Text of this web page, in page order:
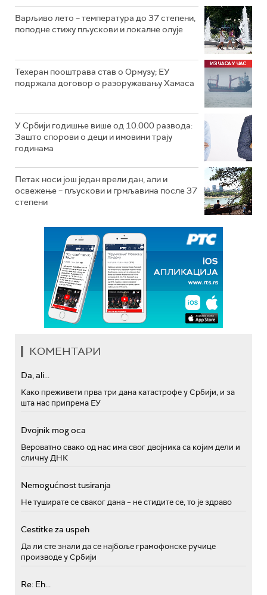
Варљиво лето – температура до 37 степени,
поподне стижу пљускови и локалне олује
Техеран пооштрава став о Ормузу; ЕУ
подржала договор о разоружавању Хамаса
У Србији годишње више од 10.000 развода:
Зашто спорови о деци и имовини трају
годинама
Петак носи још један врели дан, али и
освежење – пљускови и грмљавина после 37
степени
КОМЕНТАРИ
Da, ali...
Како преживети прва три дана катастрофе у Србији, и за
шта нас припрема ЕУ
Dvojnik mog oca
Вероватно свако од нас има свог двојника са којим дели и
сличну ДНК
Nemogućnost tusiranja
Не туширате се сваког дана – не стидите се, то је здраво
Cestitke za uspeh
Да ли сте знали да се најбоље грамофонске ручице
производе у Србији
Re: Eh...